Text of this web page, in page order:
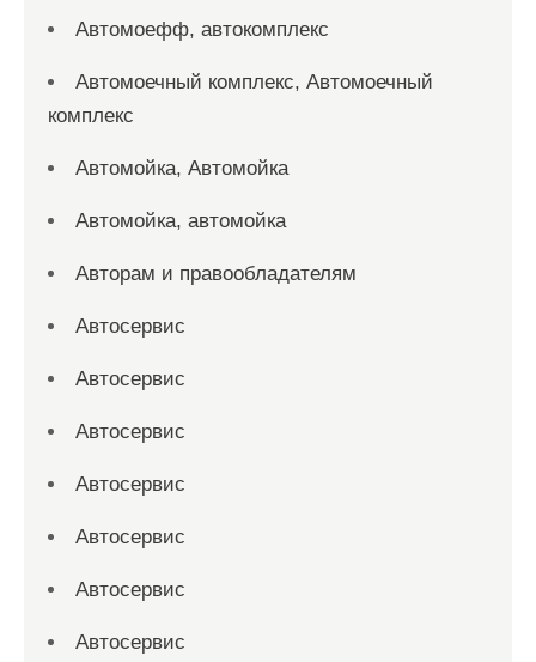
Автомоефф, автокомплекс
Автомоечный комплекс, Автомоечный
комплекс
Автомойка, Автомойка
Автомойка, автомойка
Авторам и правообладателям
Автосервис
Автосервис
Автосервис
Автосервис
Автосервис
Автосервис
Автосервис